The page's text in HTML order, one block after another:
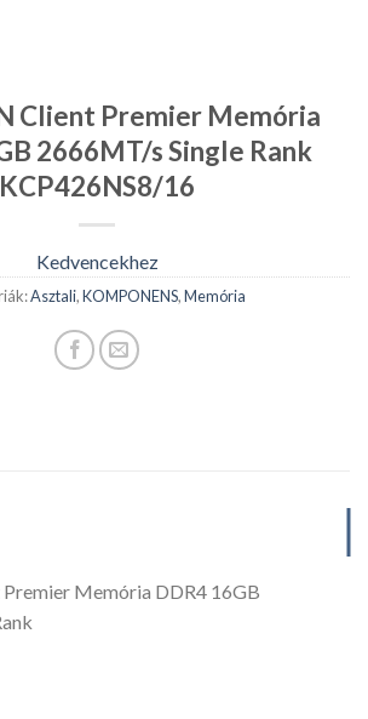
Client Premier Memória
2666MT/s Single Rank
KCP426NS8/16
Kedvencekhez
Asztali,KOMPONENS,Memória
Memória DDR4 16GB